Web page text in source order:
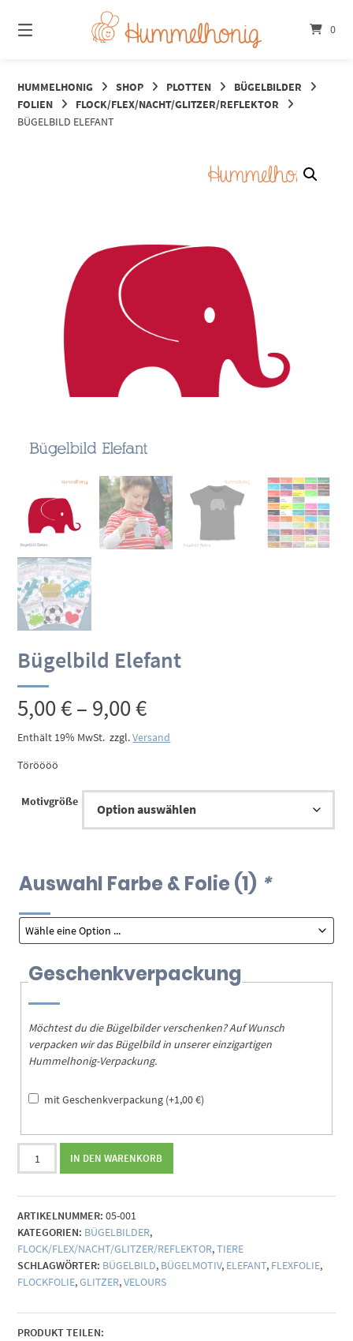
zum
Inhalt
0
HUMMELHONIG SHOP PLOTTEN
BÜGELBILDER
FOLIEN
FLOCK/FLEX/NACHT/GLITZER/REFLEKTOR
BÜGELBILD ELEFANT
Bügelbild Elefant
5,00€– 9,00€Preisspanne:
5,00 €
9,00 €
Enthält 19% MwSt. zzgl.Versand
Töröööö
Motivgröße
Auswahl Farbe & Folie (1) *
Geschenkverpackung
Möchtest du die Bügelbilder verschenken? Auf Wunsch
verpacken wir das Bügelbild in unserer einzigartigen
Hummelhonig-Verpackung.
mit Geschenkverpackung (+1,00€)
Elefant
IN DEN WARENKORB
ARTIKELNUMMER: 05-001
KATEGORIEN: BÜGELBILDER,
FLOCK/FLEX/NACHT/GLITZER/REFLEKTOR,TIERE
SCHLAGWÖRTER: BÜGELBILD, BÜGELMOTIV, ELEFANT, FLEXFOLIE,
FLOCKFOLIE,GLITZER,VELOURS
PRODUKT TEILEN: